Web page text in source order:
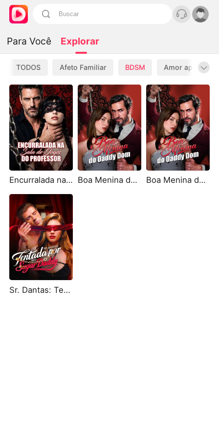
Para Você Explorar
TODOS Afeto Familiar BDSM Amor após
Encurralada na Sala de Jogos do Professor Boa Menina do Daddy Dom (Dublado) Boa Menina do Daddy Dom
Sr. Dantas: Tentada por Meu Sugar Daddy